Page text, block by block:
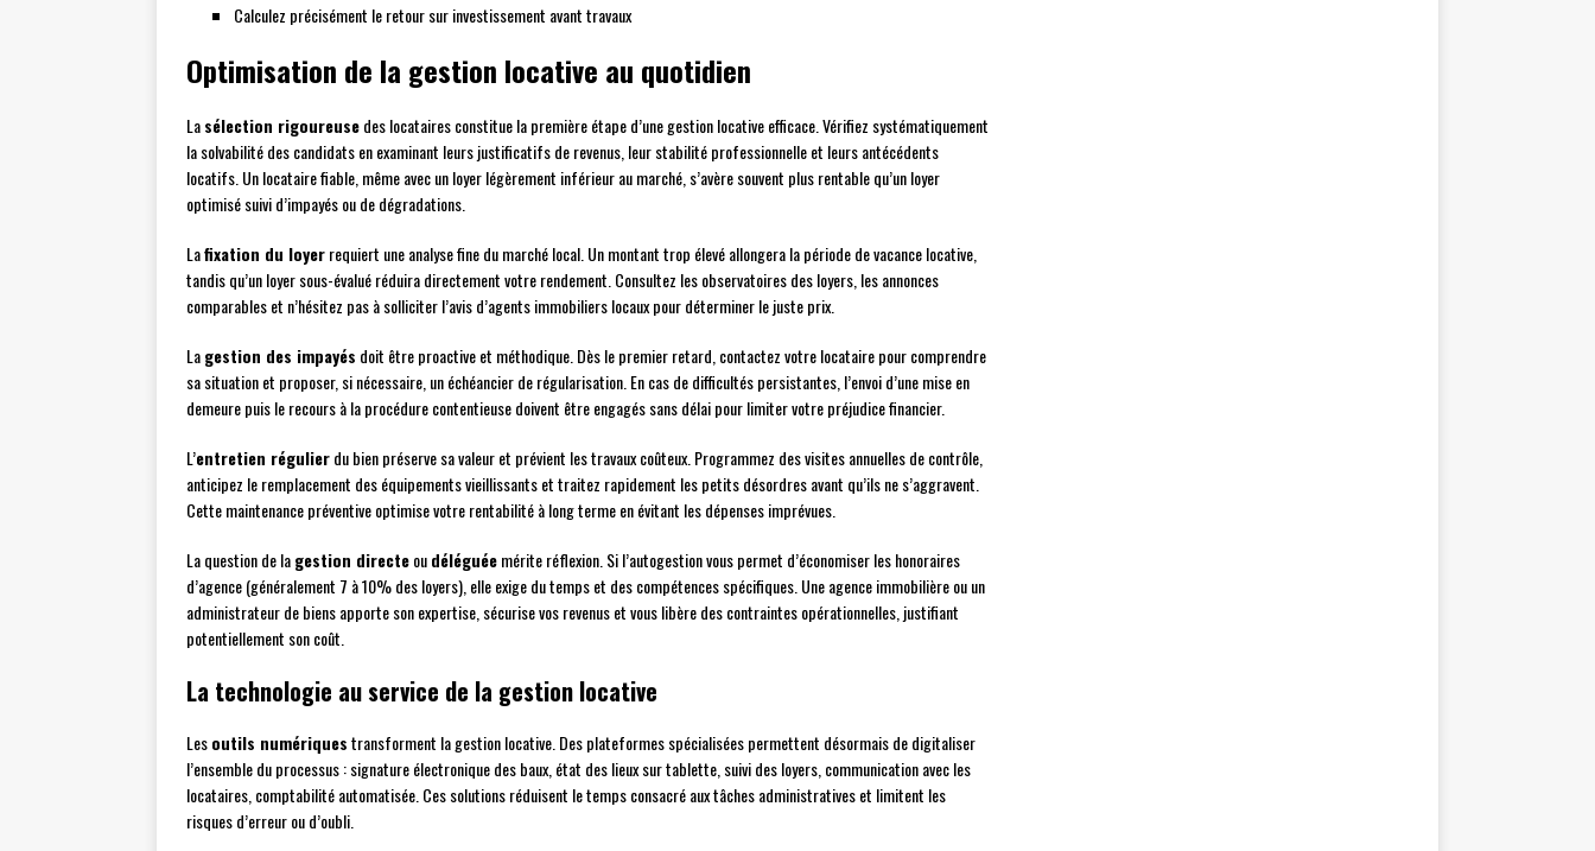
Calculez précisément le retour sur investissement avant travaux
Optimisation de la gestion locative au quotidien
Lasélection rigoureusedes locataires constitue la première étape d’une gestion locative efficace. Vérifiez systématiquement
la solvabilité des candidats en examinant leurs justificatifs de revenus, leur stabilité professionnelle et leurs antécédents
locatifs. Un locataire fiable, même avec un loyer légèrement inférieur au marché, s’avère souvent plus rentable qu’un loyer
optimisé suivi d’impayés ou de dégradations.
Lafixation du loyerrequiert une analyse fine du marché local. Un montant trop élevé allongera la période de vacance locative,
tandis qu’un loyer sous-évalué réduira directement votre rendement. Consultez les observatoires des loyers, les annonces
comparables et n’hésitez pas à solliciter l’avis d’agents immobiliers locaux pour déterminer le juste prix.
Lagestion des impayés doit être proactive et méthodique. Dès le premier retard, contactez votre locataire pour comprendre
sa situation et proposer, si nécessaire, un échéancier de régularisation. En cas de difficultés persistantes, l’envoi d’une mise en
demeure puis le recours à la procédure contentieuse doivent être engagés sans délai pour limiter votre préjudice financier.
L’entretien régulierdu bien préserve sa valeur et prévient les travaux coûteux. Programmez des visites annuelles de contrôle,
anticipez le remplacement des équipements vieillissants et traitez rapidement les petits désordres avant qu’ils ne s’aggravent.
Cette maintenance préventive optimise votre rentabilité à long terme en évitant les dépenses imprévues.
La question de lagestion directeoudéléguéemérite réflexion. Si l’autogestion vous permet d’économiser les honoraires
d’agence (généralement 7 à 10% des loyers), elle exige du temps et des compétences spécifiques. Une agence immobilière ou un
administrateur de biens apporte son expertise, sécurise vos revenus et vous libère des contraintes opérationnelles, justifiant
potentiellement son coût.
La technologie au service de la gestion locative
Lesoutils numériquestransforment la gestion locative. Des plateformes spécialisées permettent désormais de digitaliser
l’ensemble du processus : signature électronique des baux, état des lieux sur tablette, suivi des loyers, communication avec les
locataires, comptabilité automatisée. Ces solutions réduisent le temps consacré aux tâches administratives et limitent les
risques d’erreur ou d’oubli.